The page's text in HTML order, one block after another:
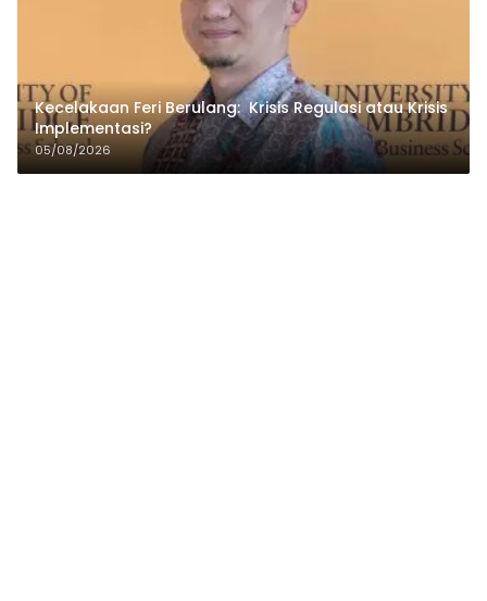
Kecelakaan Feri Berulang: Krisis Regulasi atau Krisis
Implementasi?
05/08/2026